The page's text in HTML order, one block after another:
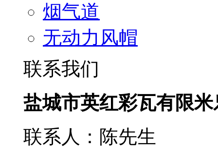
烟气道
无动力风帽
联系我们
盐城市英红彩瓦有限
联系人：陈先生